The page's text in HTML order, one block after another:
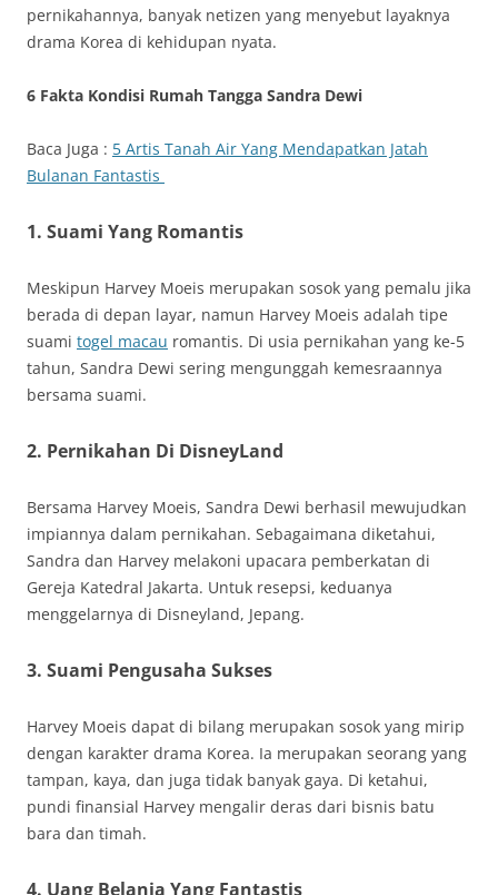
pernikahannya, banyak netizen yang menyebut layaknya
drama Korea di kehidupan nyata.
6 Fakta Kondisi Rumah Tangga Sandra Dewi
Baca Juga : 5 Artis Tanah Air Yang Mendapatkan Jatah
Bulanan Fantastis
1. Suami Yang Romantis
Meskipun Harvey Moeis merupakan sosok yang pemalu jika
berada di depan layar, namun Harvey Moeis adalah tipe
suami togel macau romantis. Di usia pernikahan yang ke-5
tahun, Sandra Dewi sering mengunggah kemesraannya
bersama suami.
2. Pernikahan Di DisneyLand
Bersama Harvey Moeis, Sandra Dewi berhasil mewujudkan
impiannya dalam pernikahan. Sebagaimana diketahui,
Sandra dan Harvey melakoni upacara pemberkatan di
Gereja Katedral Jakarta. Untuk resepsi, keduanya
menggelarnya di Disneyland, Jepang.
3. Suami Pengusaha Sukses
Harvey Moeis dapat di bilang merupakan sosok yang mirip
dengan karakter drama Korea. Ia merupakan seorang yang
tampan, kaya, dan juga tidak banyak gaya. Di ketahui,
pundi finansial Harvey mengalir deras dari bisnis batu
bara dan timah.
4. Uang Belanja Yang Fantastis